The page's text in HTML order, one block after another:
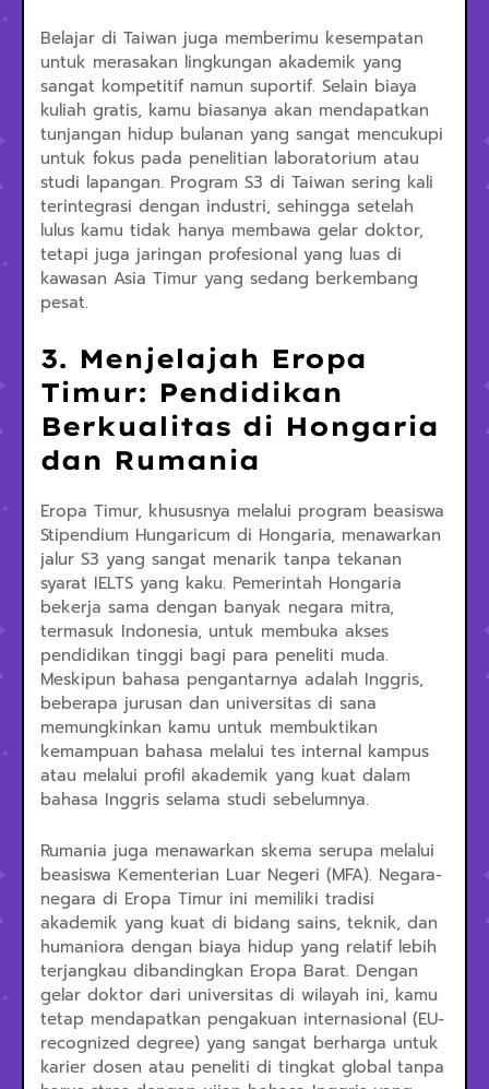
Belajar di Taiwan juga memberimu kesempatan
untuk merasakan lingkungan akademik yang
sangat kompetitif namun suportif. Selain biaya
kuliah gratis, kamu biasanya akan mendapatkan
tunjangan hidup bulanan yang sangat mencukupi
untuk fokus pada penelitian laboratorium atau
studi lapangan. Program S3 di Taiwan sering kali
terintegrasi dengan industri, sehingga setelah
lulus kamu tidak hanya membawa gelar doktor,
tetapi juga jaringan profesional yang luas di
kawasan Asia Timur yang sedang berkembang
pesat.
3. Menjelajah Eropa
Timur: Pendidikan
Berkualitas di Hongaria
dan Rumania
Eropa Timur, khususnya melalui program beasiswa
Stipendium Hungaricum di Hongaria, menawarkan
jalur S3 yang sangat menarik tanpa tekanan
syarat IELTS yang kaku. Pemerintah Hongaria
bekerja sama dengan banyak negara mitra,
termasuk Indonesia, untuk membuka akses
pendidikan tinggi bagi para peneliti muda.
Meskipun bahasa pengantarnya adalah Inggris,
beberapa jurusan dan universitas di sana
memungkinkan kamu untuk membuktikan
kemampuan bahasa melalui tes internal kampus
atau melalui profil akademik yang kuat dalam
bahasa Inggris selama studi sebelumnya.
Rumania juga menawarkan skema serupa melalui
beasiswa Kementerian Luar Negeri (MFA). Negara-
negara di Eropa Timur ini memiliki tradisi
akademik yang kuat di bidang sains, teknik, dan
humaniora dengan biaya hidup yang relatif lebih
terjangkau dibandingkan Eropa Barat. Dengan
gelar doktor dari universitas di wilayah ini, kamu
tetap mendapatkan pengakuan internasional (EU-
recognized degree) yang sangat berharga untuk
karier dosen atau peneliti di tingkat global tanpa